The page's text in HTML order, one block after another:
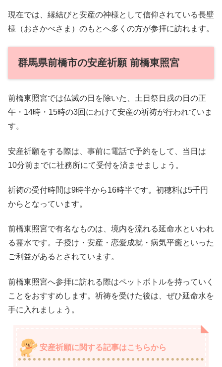
現在では、縁結びと安産の神様として信仰されている長壁
様（おさかべさま）のもとへ多くの方が参拝に訪れます。
群馬県前橋市の安産祈願 前橋東照宮
前橋東照宮では仏滅の日を除いた、土日祭日戌の日の正
午・14時・15時の3回にわけて安産の祈祷が行われていま
す。
安産祈願をする際は、事前に電話で予約をして、当日は
10分前までに社務所にて受付を済ませましょう。
祈祷の受付時間は9時半から16時半です。初穂料は5千円
からとなっています。
前橋東照宮で有名なものは、境内を流れる延命水といわれ
る霊水です。子授け・安産・恋愛成就・病気平癒といった
ご利益があるとされています。
前橋東照宮へ参拝に訪れる際はペットボトルを持っていく
ことをおすすめします。祈祷を受けた後は、ぜひ延命水を
手に入れましょう。
安産祈願に関する記事はこちらから